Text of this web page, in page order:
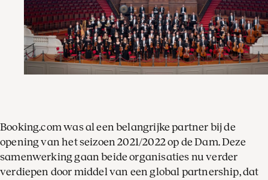
Booking.com was al een belangrijke partner bij de
opening van het seizoen 2021/2022 op de Dam. Deze
samenwerking gaan beide organisaties nu verder
verdiepen door middel van een global partnership, dat